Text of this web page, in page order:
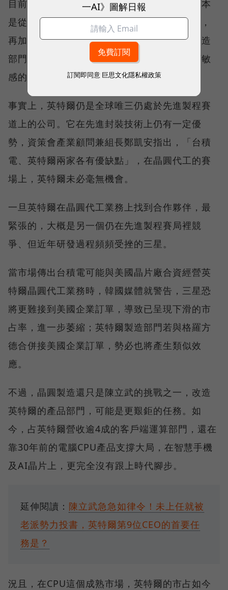
目前是全球第五大晶圓代工廠的格羅方德，原本
是從超微製造部門獨立，後來合併IBM晶圓廠，
再加上新加坡特許半導體，未來若和英特爾製造
部門整併，將兼具成熟與先進製程，也能接下敏
感的軍工訂單。
事實上，英特爾仍是全球唯三仍處於先進製程賽
道上的公司。它在先進封裝技術上仍有一定優
勢，資策會產業顧問兼組長鄭凱安指出，「台積
電、英特爾兩家各有優缺點」，在晶圓代工的賽
場上，英特爾未必毫無機會。
一旦英特爾在晶圓代工業務上找到合作夥伴，最
緊張的，大概是另一個仍在先進製程賽局裡競
爭、但近年研發過程頻頻受挫的三星。
當市場傳出台積電可能與美國晶片廠合資經營英
特爾晶圓代工業務時，韓國媒體就警告，三星恐
將更難接到美國企業訂單，導致已呈現下滑的市
占率，進一步萎縮；英特爾製造部門若與格羅方
德合併接美國企業訂單，勢必也將產生類似效
應。
不過，晶圓製造還只是陳立武的挑戰之一，改造
英特爾的產品部門，可能是更艱鉅的任務。如
今，占英特爾營收逾4成的客戶端運算部門，還在
靠30年前的電腦CPU產品支撐大局，在智慧手機
及AI晶片上，更完全沒有跟上時代腳步。
延伸閱讀： 陳立武急急如律令！未上任就被
老派勢力投書，英特爾第9位CEO的首要任
務是？
況且，在CPU這個成熟市場，英特爾的市占如今
一AI》圖解日報
訂閱即同意 巨思文化隱私權政策